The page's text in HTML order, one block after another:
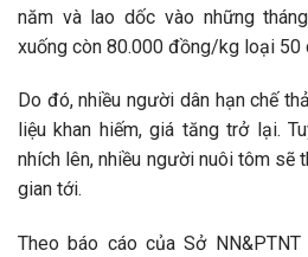
năm và lao dốc vào những
xuống còn 80.000 đồng/kg loại 50
Do đó, nhiều người dân hạn chế
liệu khan hiếm, giá tăng trở lại.
nhích lên, nhiều người nuôi tôm sẽ
gian tới.
Theo báo cáo của Sở